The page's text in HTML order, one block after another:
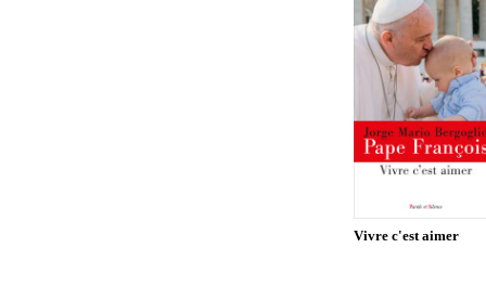
Vivre c'est aimer